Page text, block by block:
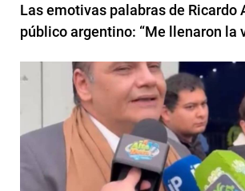
Las emotivas palabras de Ricardo
público argentino: “Me llenaron la